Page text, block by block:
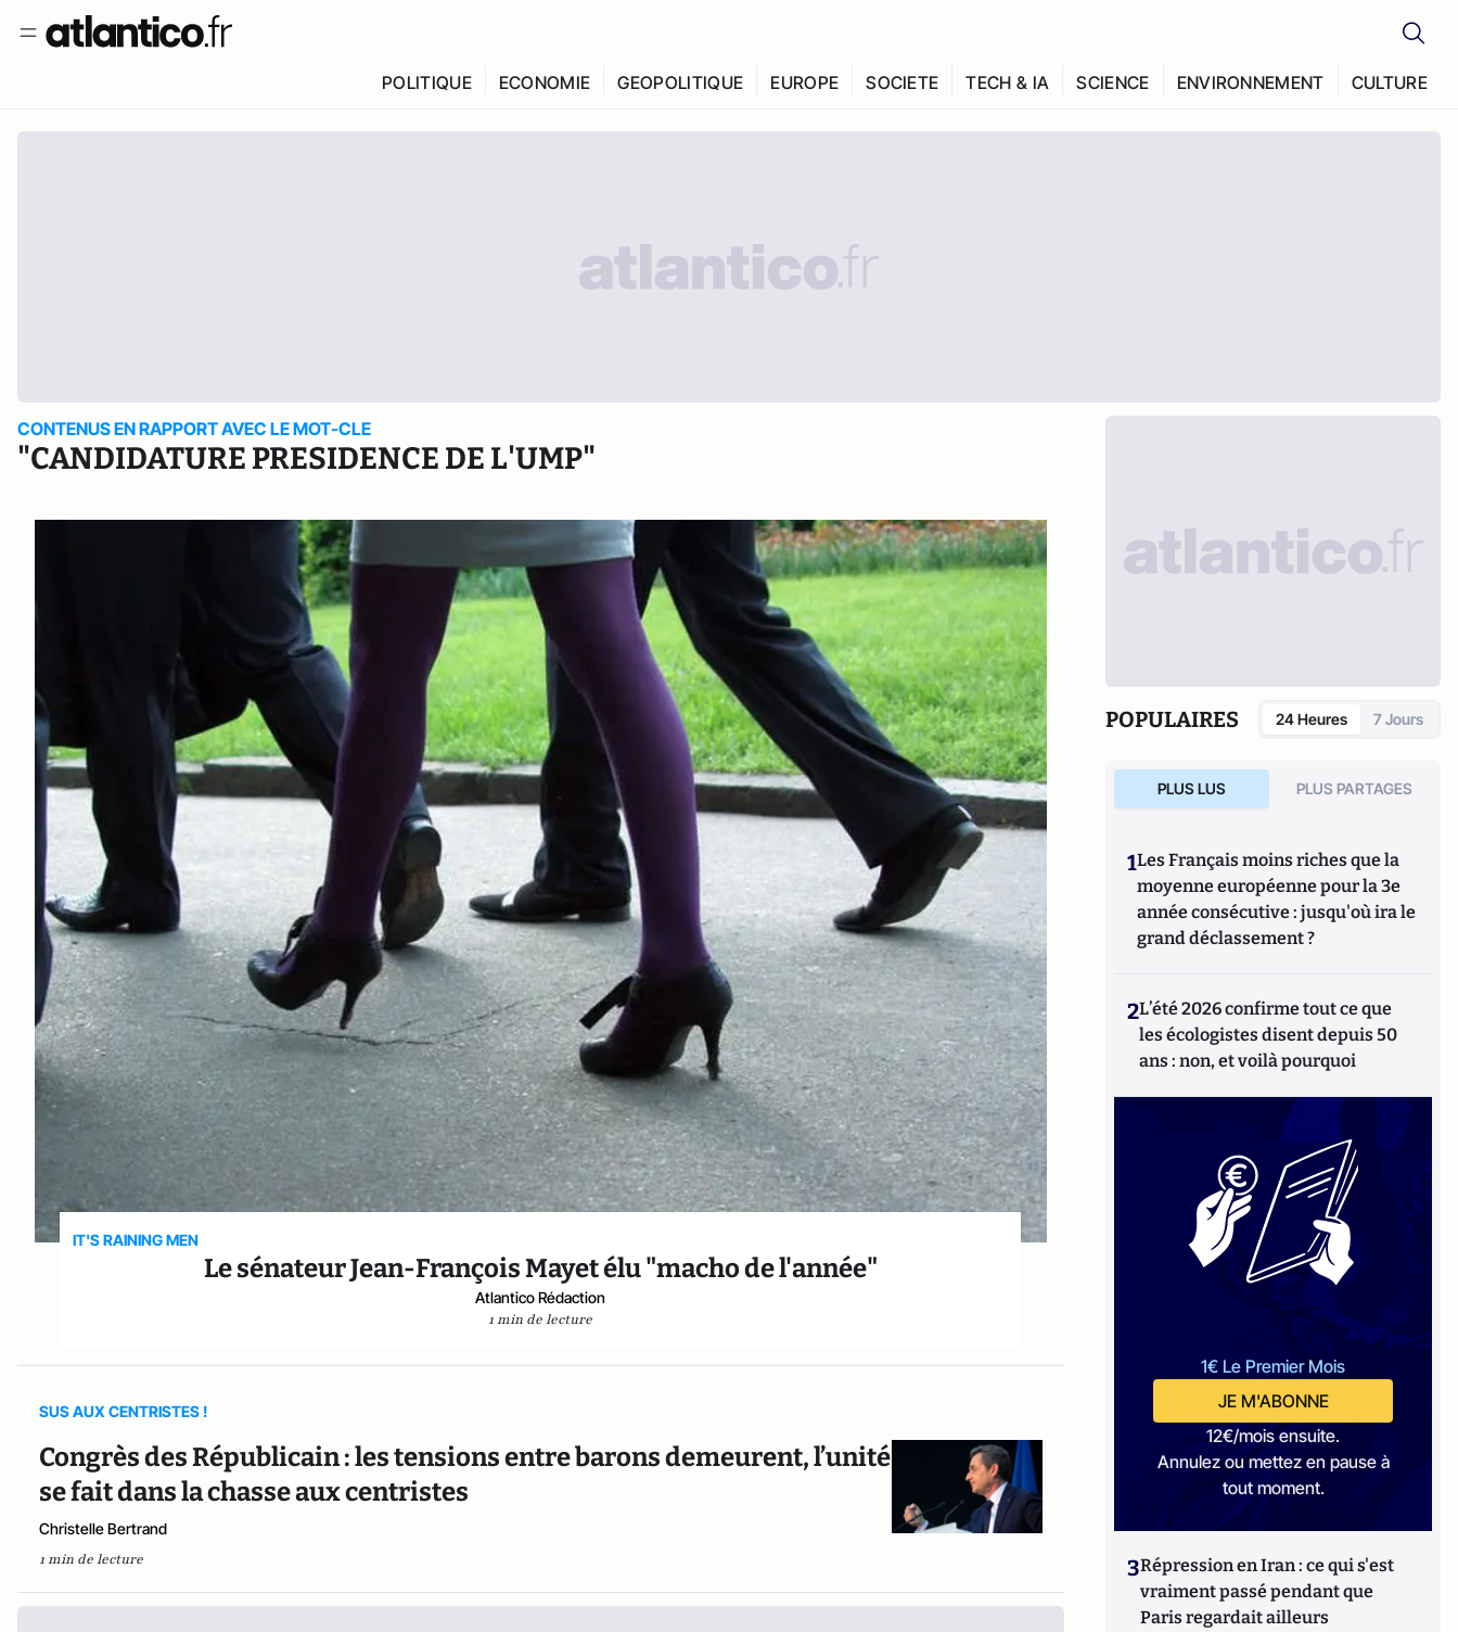
POLITIQUE ECONOMIE GEOPOLITIQUE EUROPE SOCIETE TECH & IA SCIENCE ENVIRONNEMENT CULTURE
CONTENUS EN RAPPORT AVEC LE MOT-CLE
"CANDIDATURE PRESIDENCE DE L'UMP"
IT'S RAINING MEN
Le sénateur Jean-François Mayet élu "macho de l'année"
Atlantico Rédaction
1 min de lecture
SUS AUX CENTRISTES !
Congrès des Républicain : les tensions entre barons demeurent, l’unité
se fait dans la chasse aux centristes
Christelle Bertrand
1 min de lecture
POPULAIRES 24 Heures 7 Jours
PLUS LUS PLUS PARTAGES
1Les Français moins riches que la
moyenne européenne pour la 3e
année consécutive : jusqu'où ira le
grand déclassement ?
2L’été 2026 confirme tout ce que
les écologistes disent depuis 50
ans : non, et voilà pourquoi
1€ Le Premier Mois
JE M'ABONNE
12€/mois ensuite.
Annulez ou mettez en pause à
tout moment.
3Répression en Iran : ce qui s'est
vraiment passé pendant que
Paris regardait ailleurs